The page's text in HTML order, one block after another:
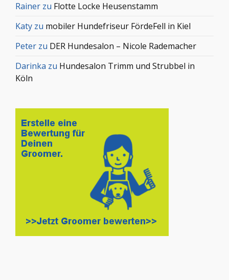
Rainer zu Flotte Locke Heusenstamm
Katy zu mobiler Hundefriseur FördeFell in Kiel
Peter zu DER Hundesalon – Nicole Rademacher
Darinka zu Hundesalon Trimm und Strubbel in
Köln